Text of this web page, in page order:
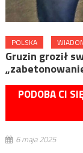
POLSKA
Gruzin groził
PODOBA CI
6 maja 2025